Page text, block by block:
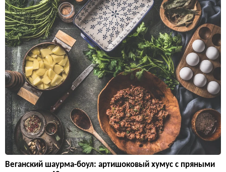
Веганский шаурма-боул: артишоковый хумус с пряными